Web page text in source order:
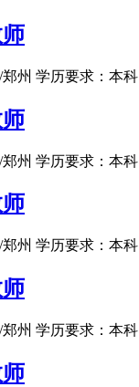
州 学历要求：本科
州 学历要求：本科
州 学历要求：本科
州 学历要求：本科